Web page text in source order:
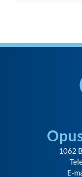
1062
E-